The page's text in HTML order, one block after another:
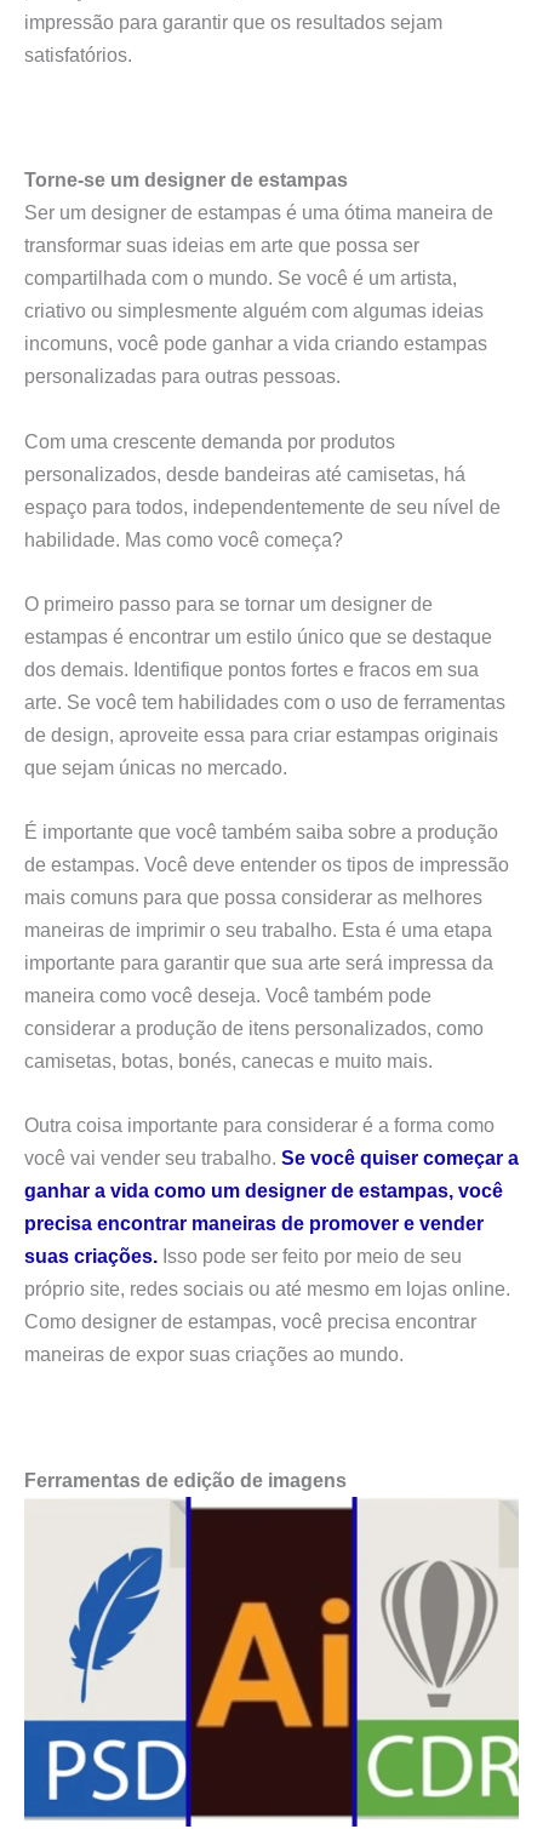
impressão para garantir que os resultados sejam
satisfatórios.
Torne-se um designer de estampas
Ser um designer de estampas é uma ótima maneira de
transformar suas ideias em arte que possa ser
compartilhada com o mundo. Se você é um artista,
criativo ou simplesmente alguém com algumas ideias
incomuns, você pode ganhar a vida criando estampas
personalizadas para outras pessoas.
Com uma crescente demanda por produtos
personalizados, desde bandeiras até camisetas, há
espaço para todos, independentemente de seu nível de
habilidade. Mas como você começa?
O primeiro passo para se tornar um designer de
estampas é encontrar um estilo único que se destaque
dos demais. Identifique pontos fortes e fracos em sua
arte. Se você tem habilidades com o uso de ferramentas
de design, aproveite essa para criar estampas originais
que sejam únicas no mercado.
É importante que você também saiba sobre a produção
de estampas. Você deve entender os tipos de impressão
mais comuns para que possa considerar as melhores
maneiras de imprimir o seu trabalho. Esta é uma etapa
importante para garantir que sua arte será impressa da
maneira como você deseja. Você também pode
considerar a produção de itens personalizados, como
camisetas, botas, bonés, canecas e muito mais.
Outra coisa importante para considerar é a forma como
você vai vender seu trabalho. Se você quiser começar a
ganhar a vida como um designer de estampas, você
precisa encontrar maneiras de promover e vender
suas criações. Isso pode ser feito por meio de seu
próprio site, redes sociais ou até mesmo em lojas online.
Como designer de estampas, você precisa encontrar
maneiras de expor suas criações ao mundo.
Ferramentas de edição de imagens